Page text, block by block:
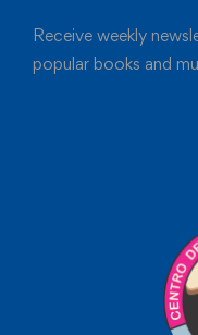
Receive weekly
popular books and